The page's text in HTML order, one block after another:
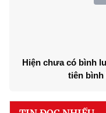
Hiện chưa có bình
tiên bình